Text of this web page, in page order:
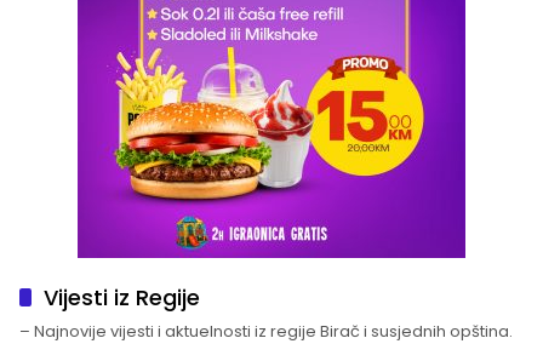
Vijesti iz Regije
– Najnovije vijesti i aktuelnosti iz regije Birač i susjednih opština.